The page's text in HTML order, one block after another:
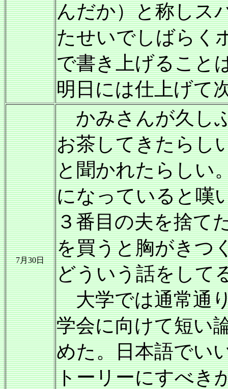
んだか）と称しス
たせいでしばらく
で書き上げること
明日には仕上げて
7月30日
かみさんが久し
お茶してきたらし
と聞かれたらしい
になっていると嘆
３番目の夫を捨て
を買うと胸がきつ
どういう話をして
大学では通常通
学会に向けて短い
めた。日本語でい
トーリーにすべき